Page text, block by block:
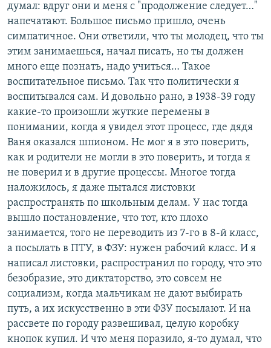
думал: вдруг они и меня с "продолжение следует…"
напечатают. Большое письмо пришло, очень
симпатичное. Они ответили, что ты молодец, что ты
этим занимаешься, начал писать, но ты должен
много еще познать, надо учиться… Такое
воспитательное письмо. Так что политически я
воспитывался сам. И довольно рано, в 1938-39 году
какие-то произошли жуткие перемены в
понимании, когда я увидел этот процесс, где дядя
Ваня оказался шпионом. Не мог я в это поверить,
как и родители не могли в это поверить, и тогда я
не поверил и в другие процессы. Многое тогда
наложилось, я даже пытался листовки
распространять по школьным делам. У нас тогда
вышло постановление, что тот, кто плохо
занимается, того не переводить из 7-го в 8-й класс,
а посылать в ПТУ, в ФЗУ: нужен рабочий класс. И я
написал листовки, распространил по городу, что это
безобразие, это диктаторство, это совсем не
социализм, когда мальчикам не дают выбирать
путь, а их искусственно в эти ФЗУ посылают. И на
рассвете по городу развешивал, целую коробку
кнопок купил. И что меня поразило, я-то думал, что